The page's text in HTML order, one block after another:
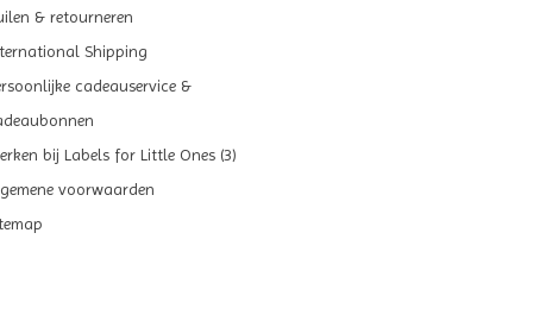
& retourneren
Shipping
cadeauservice &
bij Labels for Little Ones (3)
voorwaarden